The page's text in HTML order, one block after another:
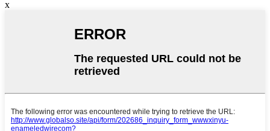
x